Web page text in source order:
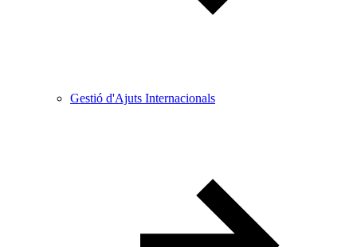
Gestió d'Ajuts Internacionals